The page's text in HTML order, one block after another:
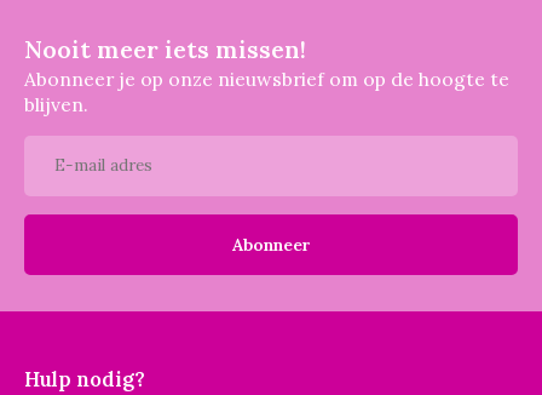
Nooit meer iets missen!
Abonneer je op onze nieuwsbrief om op de hoogte te
blijven.
Abonneer
Hulp nodig?